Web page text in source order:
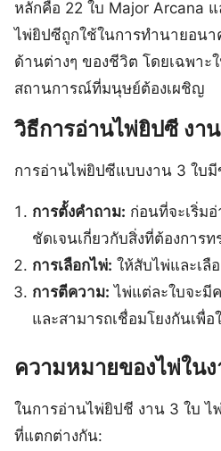
หลักคือ 22 ใบ Major Arcana
ไพ่ยิปซีถูกใช้ในการทำนายอน
ด้านต่างๆ ของชีวิต โดยเฉพาะ
สถานการณ์ที่มนุษย์ต้องเผชิญ
วิธีการอ่านไพ่ยิปซี งา
การอ่านไพ่ยิปซีแบบงาน 3 ใบ
การตั้งคำถาม: ก่อนที่จะเริ่ม
ชัดเจนเกี่ยวกับสิ่งที่ต้องการท
การเลือกไพ่: ให้สับไพ่และเลื
การตีความ: ไพ่แต่ละใบจะมี
และสามารถเชื่อมโยงกันเพื่
ความหมายของไพ่ใน
ในการอ่านไพ่ยิปชี งาน 3 ใบ ไ
ที่แตกต่างกัน: